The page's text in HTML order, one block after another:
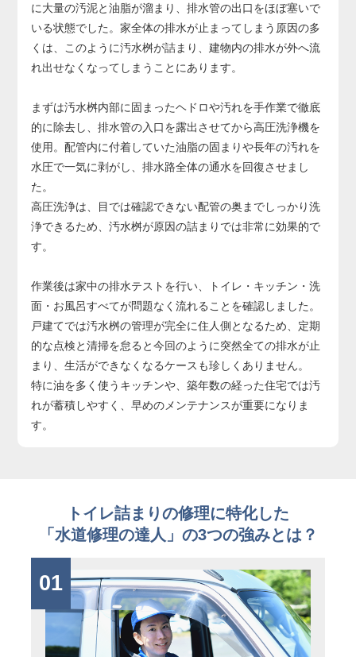
複数回の排水テストでも安定した流れが確認できました。
なお、今回のような配管内部の詰まりが悪化すると、トー
ラーでも貫通できないほど硬化した状態になることがあ
り、その場合は配管の交換が必要になります。
大きくなるため、早めの対応が非常に重要です。
に大量の汚泥と油脂が溜まり、排水管の出口をほぼ塞いで
いる状態でした。家全体の排水が止まってしまう原因の多
くは、このように汚水桝が詰まり、建物内の排水が外へ流
れ出せなくなってしまうことにあります。
まずは汚水桝内部に固まったヘドロや汚れを手作業で徹底
的に除去し、排水管の入口を露出させてから高圧洗浄機を
使用。配管内に付着していた油脂の固まりや長年の汚れを
水圧で一気に剥がし、排水路全体の通水を回復させまし
た。
高圧洗浄は、目では確認できない配管の奥までしっかり洗
浄できるため、汚水桝が原因の詰まりでは非常に効果的で
す。
作業後は家中の排水テストを行い、トイレ・キッチン・洗
面・お風呂すべてが問題なく流れることを確認しました。
戸建てでは汚水桝の管理が完全に住人側となるため、定期
的な点検と清掃を怠ると今回のように突然全ての排水が止
まり、生活ができなくなるケースも珍しくありません。
特に油を多く使うキッチンや、築年数の経った住宅では汚
れが蓄積しやすく、早めのメンテナンスが重要になりま
す。
トイレ詰まりの修理に特化した
「水道修理の達人」の3つの強みとは？
01